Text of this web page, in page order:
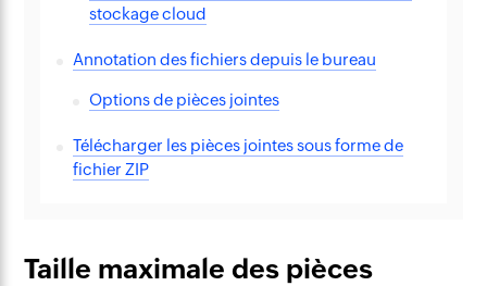
stockage cloud
Annotation des fichiers depuis le bureau
Options de pièces jointes
Télécharger les pièces jointes sous forme de
fichier ZIP
Taille maximale des pièces